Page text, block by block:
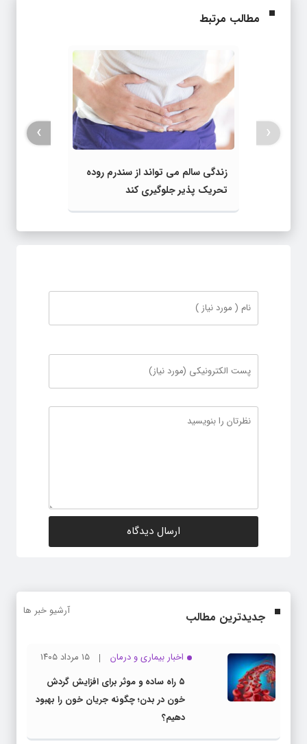
مطالب مرتبط
زندگی سالم می تواند از سندرم روده
تحریک پذیر جلوگیری کند
‹
›
جدیدترین مطالب آرشیو خبر ها
اخبار بیماری و درمان
۱۵ مرداد ۱۴۰۵
۵ راه ساده و موثر برای افزایش گردش
خون در بدن؛ چگونه جریان خون را بهبود
دهیم؟